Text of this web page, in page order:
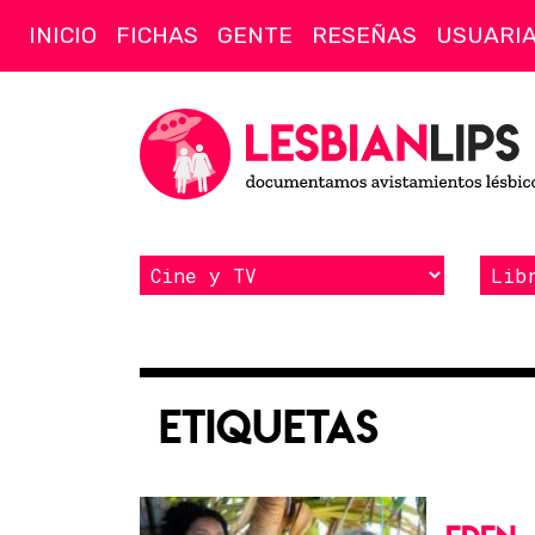
INICIO FICHAS GENTE RESEÑAS
Etiquetas